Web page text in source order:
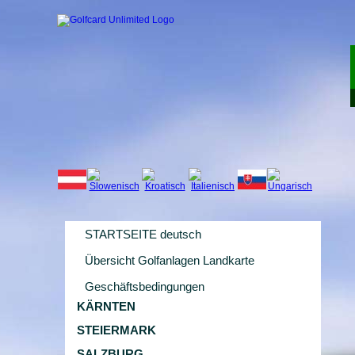
STARTSEITE deutsch
Übersicht Golfanlagen Landkarte
Geschäftsbedingungen
KÄRNTEN
STEIERMARK